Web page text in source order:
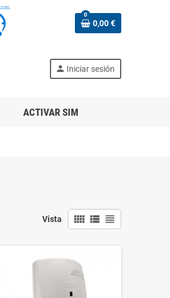
0
0,00 €
person Iniciar sesión
ACTIVAR SIM
Vista view_comfy view_list view_headline